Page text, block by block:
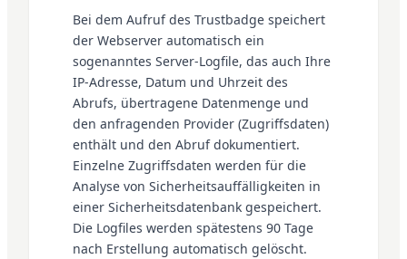
Bei dem Aufruf des Trustbadge speichert
der Webserver automatisch ein
sogenanntes Server-Logfile, das auch Ihre
IP-Adresse, Datum und Uhrzeit des
Abrufs, übertragene Datenmenge und
den anfragenden Provider (Zugriffsdaten)
enthält und den Abruf dokumentiert.
Einzelne Zugriffsdaten werden für die
Analyse von Sicherheitsauffälligkeiten in
einer Sicherheitsdatenbank gespeichert.
Die Logfiles werden spätestens 90 Tage
nach Erstellung automatisch gelöscht.